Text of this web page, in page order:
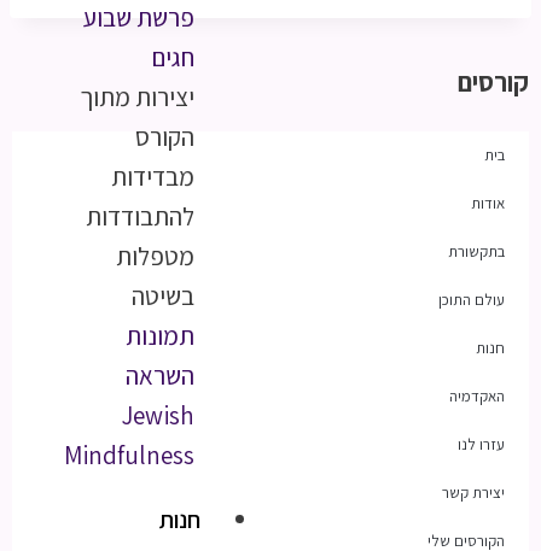
פרשת שבוע
חגים
יצירות מתוך
הקורס
מבדידות
להתבודדות
מטפלות
בשיטה
תמונות
השראה
Jewish
Mindfulness
חנות
קורסים
בית
אודות
בתקשורת
עולם התוכן
חנות
האקדמיה
עזרו לנו
יצירת קשר
הקורסים שלי